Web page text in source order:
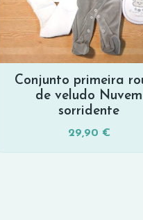
Conjunto primeira
de veludo Nuvem
sorridente
29,90 €